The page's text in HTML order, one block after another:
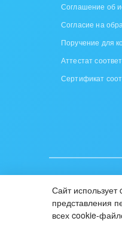
Соглашение об
Согласие на
Поручение для
Аттестат
Сертификат
© 2001-2026
16+
Сайт
представления
всех cookie-